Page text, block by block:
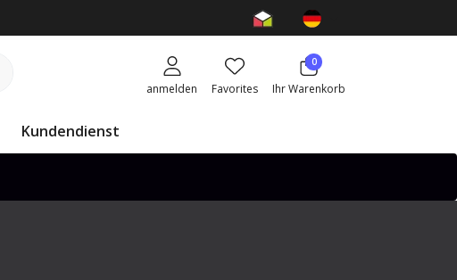
anmelden Favorites
0
Ihr Warenkorb
Kundendienst